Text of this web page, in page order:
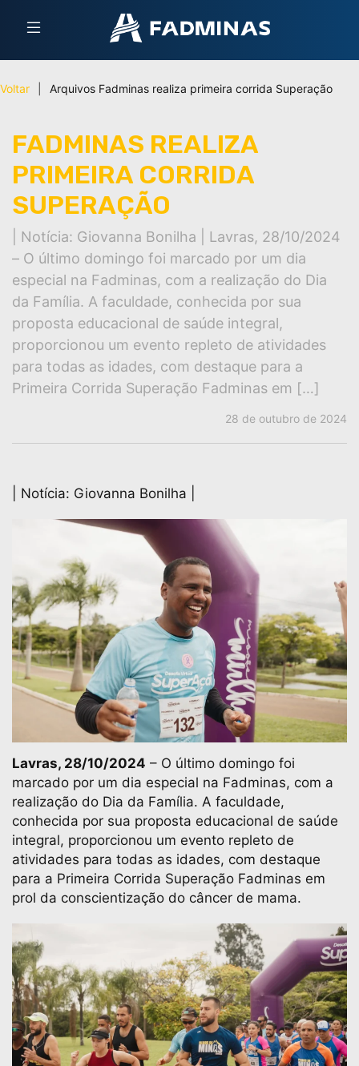
Voltar Arquivos Fadminas realiza primeira corrida Superação
FADMINAS REALIZA
PRIMEIRA CORRIDA
SUPERAÇÃO
| Notícia: Giovanna Bonilha | Lavras, 28/10/2024
– O último domingo foi marcado por um dia
especial na Fadminas, com a realização do Dia
da Família. A faculdade, conhecida por sua
proposta educacional de saúde integral,
proporcionou um evento repleto de atividades
para todas as idades, com destaque para a
Primeira Corrida Superação Fadminas em […]
28 de outubro de 2024
| Notícia: Giovanna Bonilha |
Lavras, 28/10/2024 – O último domingo foi
marcado por um dia especial na Fadminas, com a
realização do Dia da Família. A faculdade,
conhecida por sua proposta educacional de saúde
integral, proporcionou um evento repleto de
atividades para todas as idades, com destaque
para a Primeira Corrida Superação Fadminas em
prol da conscientização do câncer de mama.